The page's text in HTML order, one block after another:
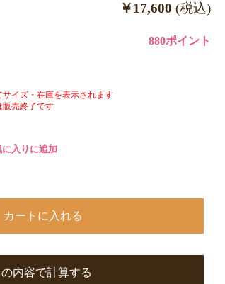
￥17,600 (税込)
880ポイント
サイズ・在庫を表示されます
販売終了です
に入りに追加
カートに入れる
内容で計算する